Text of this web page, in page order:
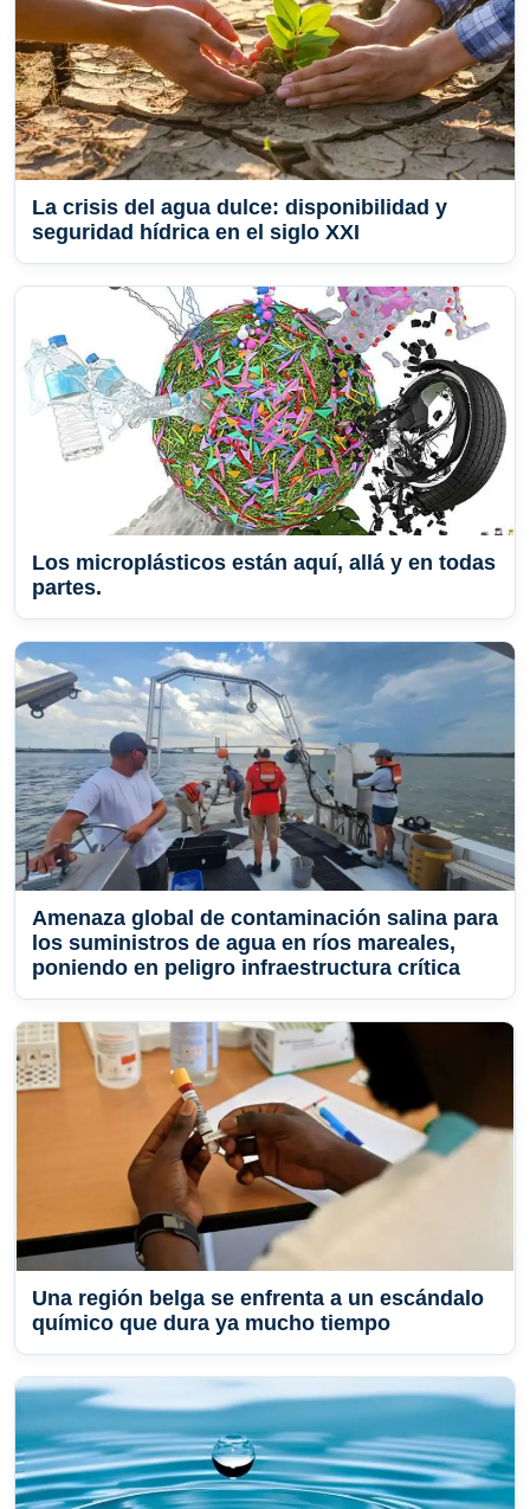
La crisis del agua dulce: disponibilidad y
seguridad hídrica en el siglo XXI
Los microplásticos están aquí, allá y en todas
partes.
Amenaza global de contaminación salina para
los suministros de agua en ríos mareales,
poniendo en peligro infraestructura crítica
Una región belga se enfrenta a un escándalo
químico que dura ya mucho tiempo